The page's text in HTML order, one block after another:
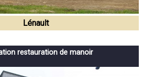
Lénault
restauration de manoir